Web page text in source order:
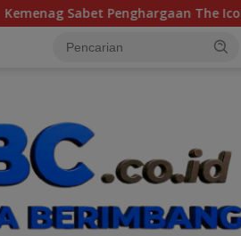
2026, Sekjen: Hasil Kerja